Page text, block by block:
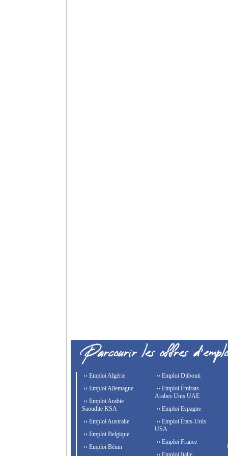
›› Emploi Algérie
›› Emploi Allemagne
›› Emploi Arabie
Saoudite KSA
›› Emploi Australie
›› Emploi Belgique
›› Emploi Bénin
›› Emploi Djibouti
›› Emploi Émirats
Arabes Unis UAE
›› Emploi Espagne
›› Emploi États-Unis
USA
›› Emploi France
›› Emploi Italie